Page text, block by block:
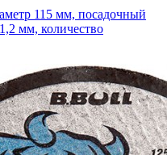
115 мм, посадочный
мм, количество